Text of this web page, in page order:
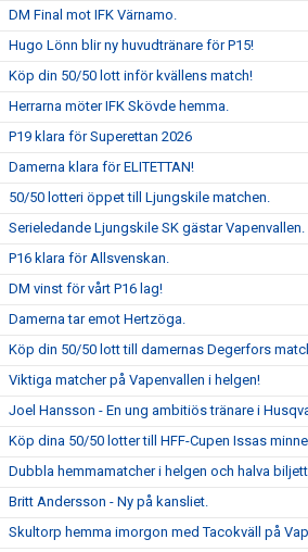
DM Final mot IFK Värnamo.
Hugo Lönn blir ny huvudtränare för P15!
Köp din 50/50 lott inför kvällens match!
Herrarna möter IFK Skövde hemma.
P19 klara för Superettan 2026
Damerna klara för ELITETTAN!
50/50 lotteri öppet till Ljungskile matchen.
Serieledande Ljungskile SK gästar Vapenvallen.
P16 klara för Allsvenskan.
DM vinst för vårt P16 lag!
Damerna tar emot Hertzöga.
Köp din 50/50 lott till damernas Degerfors
Viktiga matcher på Vapenvallen i helgen!
Joel Hansson - En ung ambitiös tränare i
Köp dina 50/50 lotter till HFF-Cupen Issas
Dubbla hemmamatcher i helgen och halva
Britt Andersson - Ny på kansliet.
Skultorp hemma imorgon med Tacokväll på